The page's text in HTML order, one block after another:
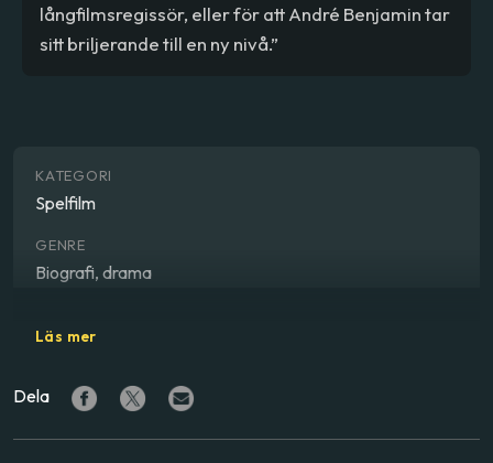
långfilmsregissör, eller för att André Benjamin tar
sitt briljerande till en ny nivå.”
KATEGORI
Spelfilm
GENRE
Biografi, drama
John Ridley
SKÅDESPELARE
Läs mer
Dela